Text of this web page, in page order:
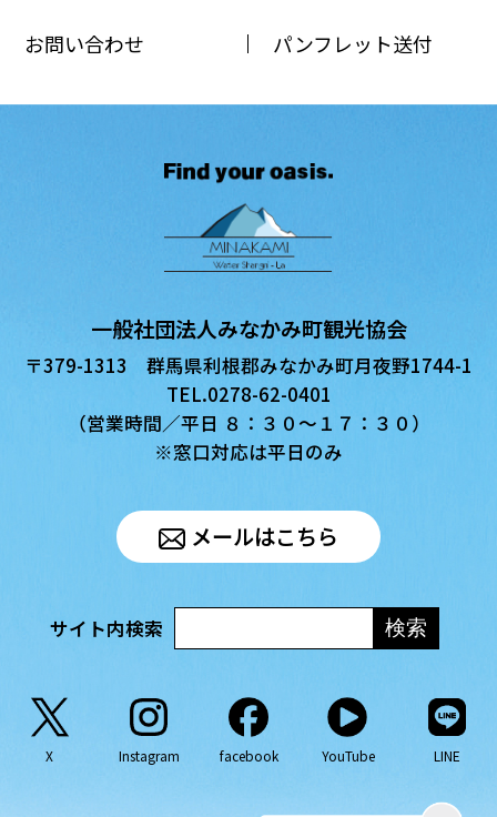
お問い合わせ パンフレット送付
一般社団法人みなかみ町観光協会
〒379-1313 群馬県利根郡みなかみ町月夜野1744-1
TEL.0278-62-0401
（営業時間／平日 ８：３０〜１７：３０）
※窓口対応は平日のみ
メールはこちら
サイト内検索
X Instagram facebook YouTube LINE